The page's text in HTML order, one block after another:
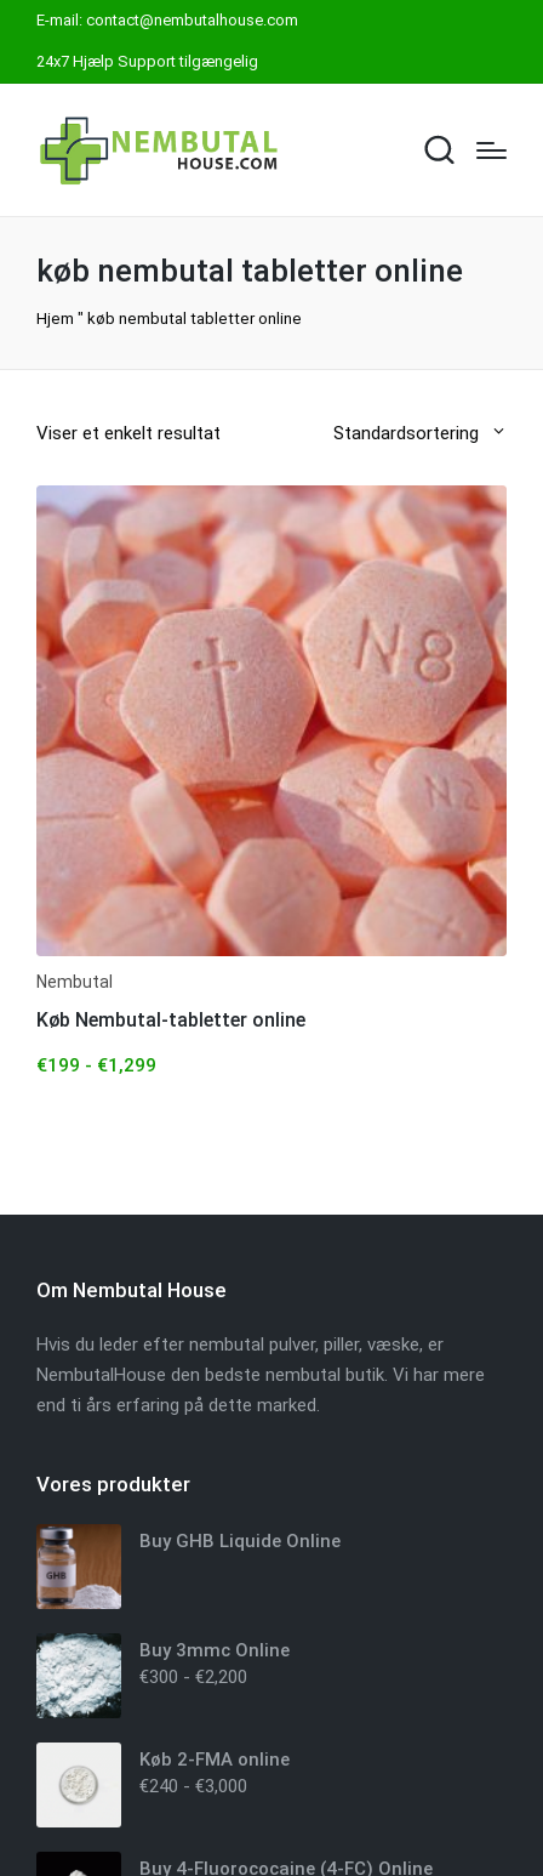
E-mail: contact@nembutalhouse.com
24x7 Hjælp Support tilgængelig
køb nembutal tabletter online
Hjem " køb nembutal tabletter online
Viser et enkelt resultat Standardsortering
Nembutal
Køb Nembutal-tabletter online
€199 - €1,299
Om Nembutal House
Hvis du leder efter nembutal pulver, piller, væske, er
NembutalHouse den bedste nembutal butik. Vi har mere
end ti års erfaring på dette marked.
Vores produkter
Buy GHB Liquide Online
Buy 3mmc Online
€300 - €2,200
Køb 2-FMA online
€240 - €3,000
Buy 4-Fluorococaine (4-FC) Online